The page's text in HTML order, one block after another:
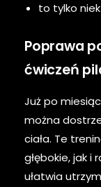
to tylko
Poprawa
ćwiczeń
Już po
można
ciała. Te
głębokie, jak i
ułatwia